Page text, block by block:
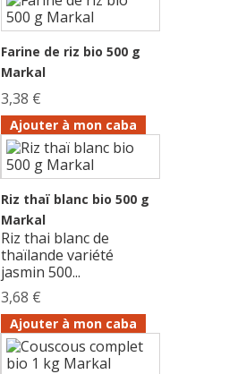
Farine de riz bio 500 g
Markal
3,38 €
Ajouter à mon caba
Riz thaï blanc bio 500 g
Markal
Riz thai blanc de
thaïlande variété
jasmin 500...
3,68 €
Ajouter à mon caba